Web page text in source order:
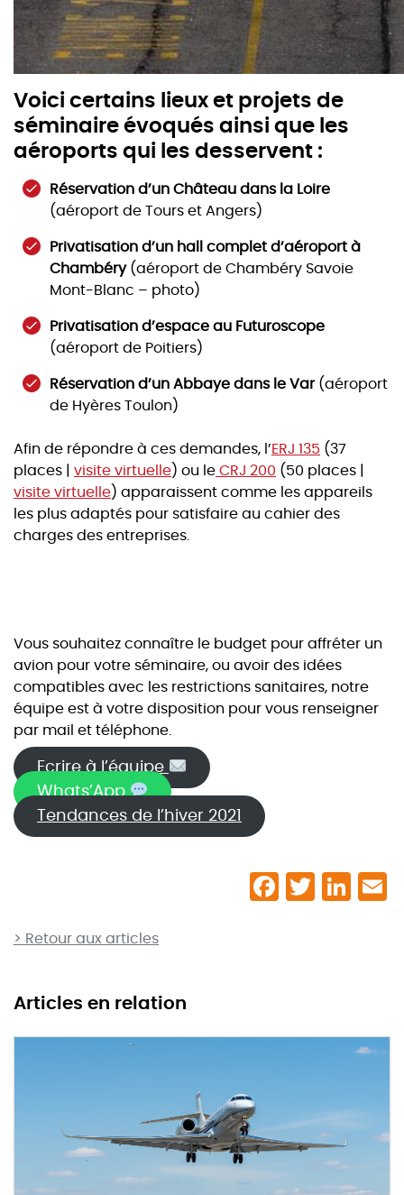
Voici certains lieux et projets de
séminaire évoqués ainsi que les
aéroports qui les desservent :
Réservation d’un Château dans la Loire
(aéroport de Tours et Angers)
Privatisation d’un hall complet d’aéroport à
Chambéry(aéroport de Chambéry Savoie
Mont-Blanc – photo)
Privatisation d’espace au Futuroscope
(aéroport de Poitiers)
Réservation d’un Abbaye dans le Var(aéroport
de Hyères Toulon)
Afin de répondre à ces demandes, l’ERJ 135 (37
places | visite virtuelle) ou le CRJ 200 (50 places |
visite virtuelle) apparaissent comme les appareils
les plus adaptés pour satisfaire au cahier des
charges des entreprises.
Vous souhaitez connaître le budget pour affréter un
avion pour votre séminaire, ou avoir des idées
compatibles avec les restrictions sanitaires, notre
équipe est à votre disposition pour vous renseigner
par mail et téléphone.
Ecrire à l’équipe
Whats’App
Tendances de l’hiver 2021
> Retour aux articles
Articles en relation